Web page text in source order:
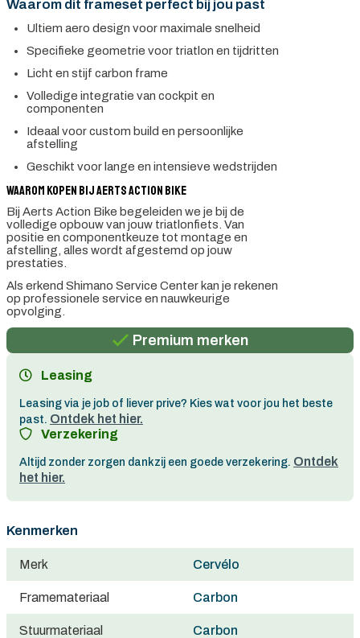
Waarom dit frameset perfect bij jou past
Ultiem aero design voor maximale snelheid
Specifieke geometrie voor triatlon en tijdritten
Licht en stijf carbon frame
Volledige integratie van cockpit en
componenten
Ideaal voor custom build en persoonlijke
afstelling
Geschikt voor lange en intensieve wedstrijden
Waarom kopen bij Aerts Action Bike
Bij Aerts Action Bike begeleiden we je bij de
volledige opbouw van jouw triatlonfiets. Van
positie en componentkeuze tot montage en
afstelling, alles wordt afgestemd op jouw
prestaties.
Als erkend Shimano Service Center kan je rekenen
op professionele service en nauwkeurige
opvolging.
Persoonlijk advies
Gratis verzending in België vanaf €100
Premium merken
Leasing
Leasing via je job of liever prive? Kies wat voor jou het beste
past. Ontdek het hier.
Verzekering
Altijd zonder zorgen dankzij een goede verzekering. Ontdek
het hier.
Kenmerken
Merk Cervélo
Framemateriaal Carbon
Stuurmateriaal Carbon